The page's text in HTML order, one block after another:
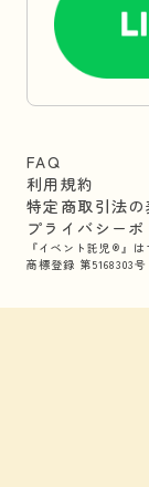
FAQ
利用規約
特定商取引法の
プライバシーポ
『イベント託児®』
商標登録 第5168303号